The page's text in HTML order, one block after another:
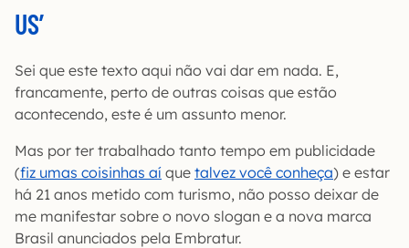
US’
Sei que este texto aqui não vai dar em nada. E,
francamente, perto de outras coisas que estão
acontecendo, este é um assunto menor.
Mas por ter trabalhado tanto tempo em publicidade
(fiz umas coisinhas aí que talvez você conheça) e estar
há 21 anos metido com turismo, não posso deixar de
me manifestar sobre o novo slogan e a nova marca
Brasil anunciados pela Embratur.